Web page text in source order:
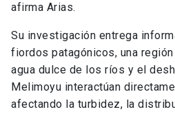
afirma Arias.
Su investigación entrega
fiordos patagónicos, una
agua dulce de los ríos y el
Melimoyu interactúan
afectando la turbidez, la